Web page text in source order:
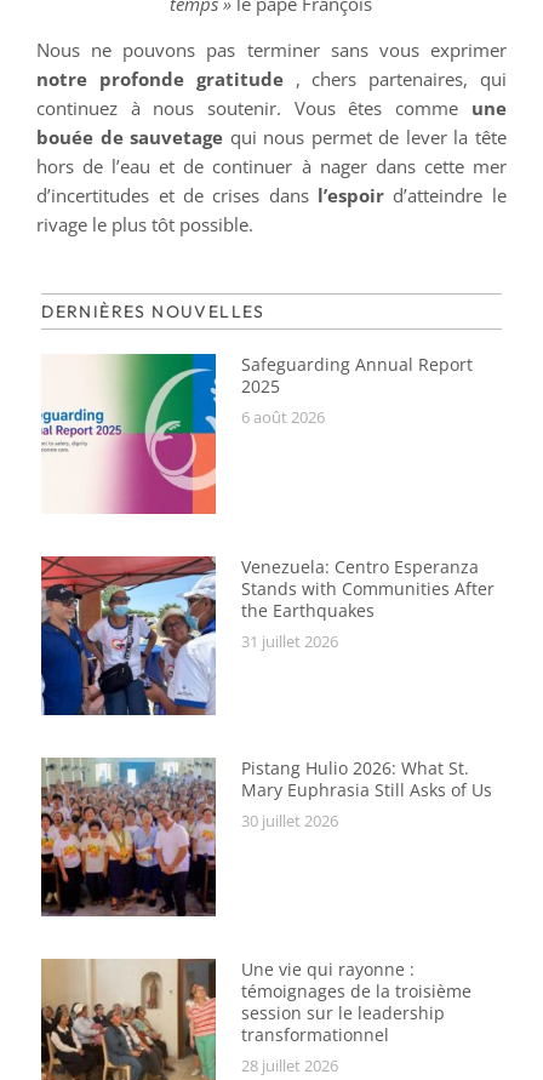
Nous ne pouvons pas terminer sans vous exprimer
notre profonde gratitude , chers partenaires, qui
continuez à nous soutenir. Vous êtes comme une
bouée de sauvetage qui nous permet de lever la tête
hors de l’eau et de continuer à nager dans cette mer
d’incertitudes et de crises dans l’espoir d’atteindre le
rivage le plus tôt possible.
DERNIÈRES NOUVELLES
Safeguarding Annual Report
2025
6 août 2026
Venezuela: Centro Esperanza
Stands with Communities After
the Earthquakes
31 juillet 2026
Pistang Hulio 2026: What St.
Mary Euphrasia Still Asks of Us
30 juillet 2026
Une vie qui rayonne :
témoignages de la troisième
session sur le leadership
transformationnel
28 juillet 2026